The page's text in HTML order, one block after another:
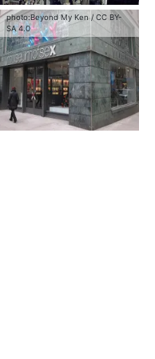
photo:Beyond My Ken / CC BY-
SA 4.0